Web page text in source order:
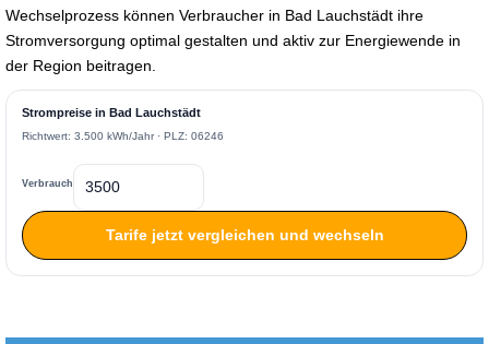
Wechselprozess können Verbraucher in Bad Lauchstädt ihre
Stromversorgung optimal gestalten und aktiv zur Energiewende in
der Region beitragen.
Strompreise in Bad Lauchstädt
Richtwert: 3.500 kWh/Jahr · PLZ: 06246
Verbrauch
Tarife jetzt vergleichen und wechseln